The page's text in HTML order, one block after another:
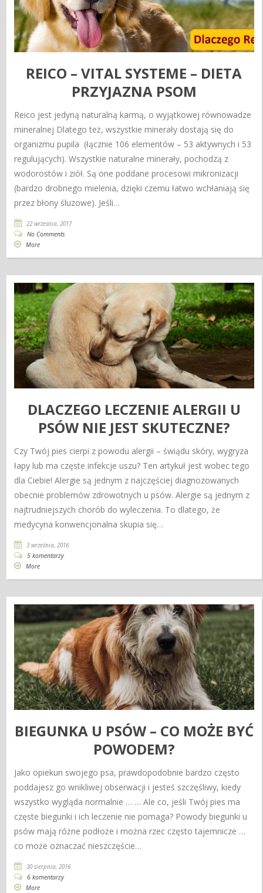
REICO – VITAL SYSTEME – DIETA
PRZYJAZNA PSOM
Reico jest jedyną naturalną karmą, o wyjątkowej równowadze
mineralnej Dlatego też, wszystkie minerały dostają się do
organizmu pupila (łącznie 106 elementów – 53 aktywnych i 53
regulujących). Wszystkie naturalne minerały, pochodzą z
wodorostów i ziół. Są one poddane procesowi mikronizacji
(bardzo drobnego mielenia, dzięki czemu łatwo wchłaniają się
przez błony śluzowe). Jeśli…
22 września, 2017
No Comments
More
DLACZEGO LECZENIE ALERGII U
PSÓW NIE JEST SKUTECZNE?
Czy Twój pies cierpi z powodu alergii – świądu skóry, wygryza
łapy lub ma częste infekcje uszu? Ten artykuł jest wobec tego
dla Ciebie! Alergie są jednym z najczęściej diagnozowanych
obecnie problemów zdrowotnych u psów. Alergie są jednym z
najtrudniejszych chorób do wyleczenia. To dlatego, że
medycyna konwencjonalna skupia się…
3 września, 2016
5 komentarzy
More
BIEGUNKA U PSÓW – CO MOŻE BYĆ
POWODEM?
Jako opiekun swojego psa, prawdopodobnie bardzo często
poddajesz go wnikliwej obserwacji i jesteś szczęśliwy, kiedy
wszystko wygląda normalnie … … Ale co, jeśli Twój pies ma
częste biegunki i ich leczenie nie pomaga? Powody biegunki u
psów mają różne podłoże i można rzec często tajemnicze …
co może oznaczać nieszczęście…
30 sierpnia, 2016
6 komentarzy
More